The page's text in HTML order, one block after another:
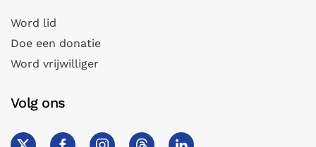
Word lid
Doe een donatie
Word vrijwilliger
Volg ons